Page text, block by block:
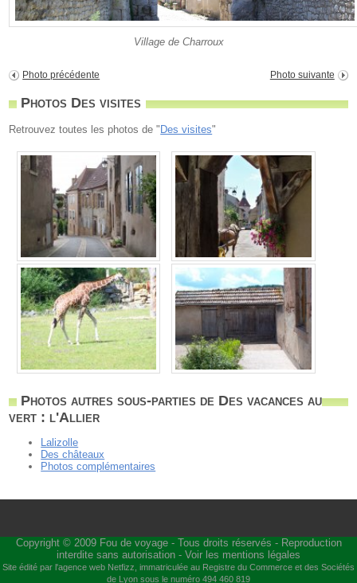
Village de Charroux
Photo précédente Photo suivante
Photos Des visites
Retrouvez toutes les photos de " Des visites"
Photos autres sous-parties de Des vacances au
vert : l'Allier
Lalizolle
Des châteaux
Photos complémentaires
Copyright © 2009 Fou de voyage- Tous droits réservés - Reproduction
interdite sans autorisation - Voir les mentions légales
Site édité par l'agence web Netfizz , immatriculée au Registre du Commerce et des Sociétés
de Lyon sous le numéro 494 460 819